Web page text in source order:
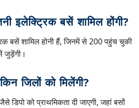
इलेक्ट्रिक बसें शामिल होंगी?
बसें शामिल होनी हैं, जिनमें से 200 पहुंच चुकी
जुड़ेंगी।
जिलों को मिलेंगी?
डिपो को प्राथमिकता दी जाएगी, जहां बसों